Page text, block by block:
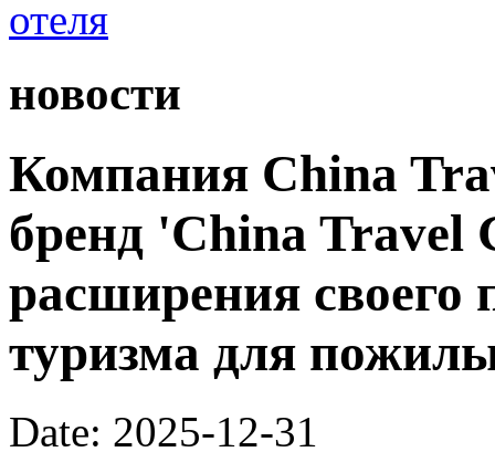
новости
Компания China
бренд 'China Travel
расширения своего
туризма для
Date: 2025-12-31